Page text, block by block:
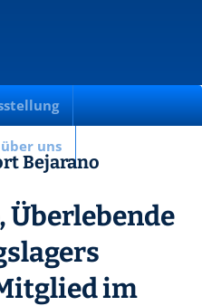
uns
Bejarano
Überlebende
im